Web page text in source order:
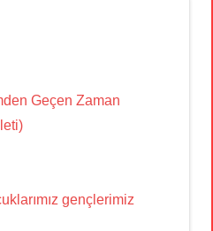
Geçen Zaman
gençlerimiz